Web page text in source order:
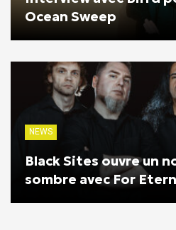
Ocean Sweep
NEWS
Black Sites ouvre un
sombre avec For